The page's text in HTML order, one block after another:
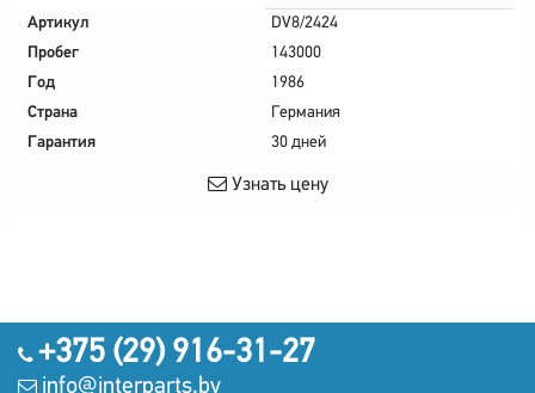
Артикул
DV8/2424
Пробег
143000
Год
1986
Страна
Германия
Гарантия
30 дней
Узнать цену
+375 (29) 916-31-27
info@interparts.by